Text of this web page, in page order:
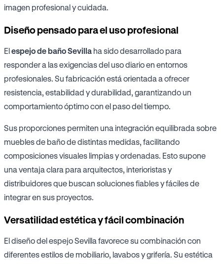
imagen profesional y cuidada.
Diseño pensado para el uso profesional
Elespejo de baño Sevilla ha sido desarrollado para
responder a las exigencias del uso diario en entornos
profesionales. Su fabricación está orientada a ofrecer
resistencia, estabilidad y durabilidad, garantizando un
comportamiento óptimo con el paso del tiempo.
Sus proporciones permiten una integración equilibrada sobre
muebles de baño de distintas medidas, facilitando
composiciones visuales limpias y ordenadas. Esto supone
una ventaja clara para arquitectos, interioristas y
distribuidores que buscan soluciones fiables y fáciles de
integrar en sus proyectos.
Versatilidad estética y fácil combinación
El diseño del espejo Sevilla favorece su combinación con
diferentes estilos de mobiliario, lavabos y grifería. Su estética